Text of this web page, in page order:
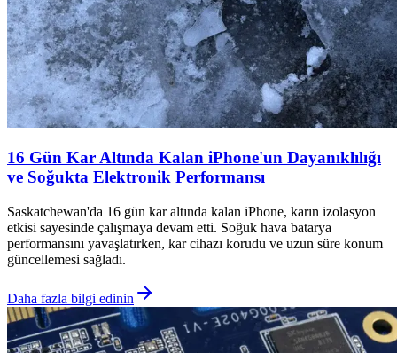
16 Gün Kar Altında Kalan iPhone'un Dayanıklılığı
ve Soğukta Elektronik Performansı
Saskatchewan'da 16 gün kar altında kalan iPhone, karın izolasyon
etkisi sayesinde çalışmaya devam etti. Soğuk hava batarya
performansını yavaşlatırken, kar cihazı korudu ve uzun süre konum
güncellemesi sağladı.
Daha fazla bilgi edinin